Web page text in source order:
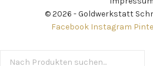
© 2026 - Goldwerkstatt
Facebook Instagram